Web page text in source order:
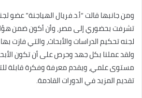
ومن جانبها قالت “أ.د.فريال الهياجنة” عضو
تشرفت بحضوري إلى مصر، وأن أكون ضمن
لجنه تحكيم الدراسات والأبحاث، والتي فازت
ولقد عملنا بكل جهد وحرص على أن تكون
مستوى علمي، ويقدم معرفة وفكرة قابلة
تقديم المزيد في الدورات القادمة.